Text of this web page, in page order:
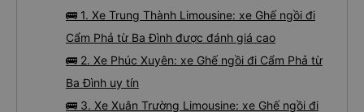
🚌 1. Xe Trung Thành Limousine: xe Ghế ngồi đi
Cẩm Phả từ Ba Đình được đánh giá cao
🚌 2. Xe Phúc Xuyên: xe Ghế ngồi đi Cẩm Phả từ
Ba Đình uy tín
🚌 3. Xe Xuân Trường Limousine: xe Ghế ngồi đi